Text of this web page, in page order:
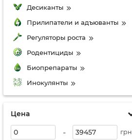
Десиканты
Прилипатели и адъюванты
Регуляторы роста
Родентициды
Биопрепараты
Инокулянты
Цена
- грн